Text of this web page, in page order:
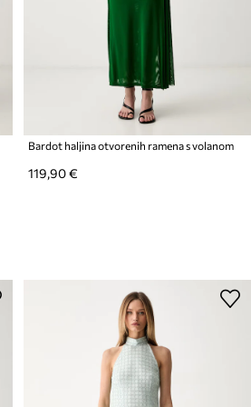
Bardot haljina otvorenih ramena s volanom
119,90 €